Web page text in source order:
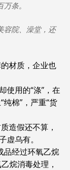
万条。
容院、澡堂，还
材质，企业也
使用的“涤”，在
棉”，严重“货
造假还不算，
虚乌有。
品经过环氧乙烷
烷消毒处理，